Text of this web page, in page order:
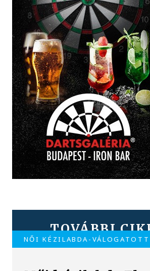
TOVÁBBI
NŐI KÉZILABDA-VÁLOGATOTT